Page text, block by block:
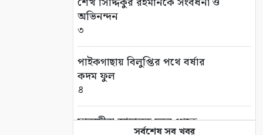
অভিনন্দন
৩
পাইকগাছায় বিলুপ্তির পথে বর্ষার
কদম ফুল
৪
সাতক্ষীরা আদালত চত্বর থেকে
সর্বশেষ সব খবর